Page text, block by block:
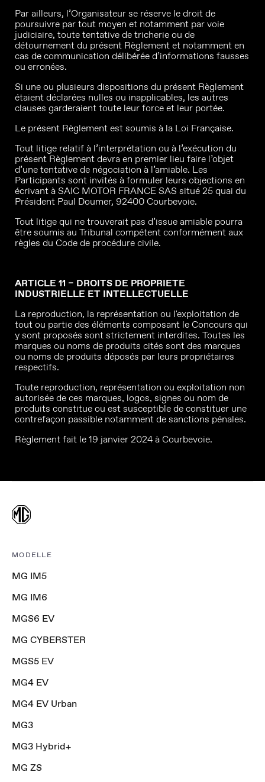
Par ailleurs, l’Organisateur se réserve le droit de
poursuivre par tout moyen et notamment par voie
judiciaire, toute tentative de tricherie ou de
détournement du présent Règlement et notamment en
cas de communication délibérée d’informations fausses
ou erronées.
Si une ou plusieurs dispositions du présent Règlement
étaient déclarées nulles ou inapplicables, les autres
clauses garderaient toute leur force et leur portée.
Le présent Règlement est soumis à la Loi Française.
Tout litige relatif à l’interprétation ou à l’exécution du
présent Règlement devra en premier lieu faire l’objet
d’une tentative de négociation à l’amiable. Les
Participants sont invités à formuler leurs objections en
écrivant à SAIC MOTOR FRANCE SAS situé 25 quai du
Président Paul Doumer, 92400 Courbevoie.
Tout litige qui ne trouverait pas d’issue amiable pourra
être soumis au Tribunal compétent conformément aux
règles du Code de procédure civile.
ARTICLE 11 – DROITS DE PROPRIETE
INDUSTRIELLE ET INTELLECTUELLE
La reproduction, la représentation ou l'exploitation de
tout ou partie des éléments composant le Concours qui
y sont proposés sont strictement interdites. Toutes les
marques ou noms de produits cités sont des marques
ou noms de produits déposés par leurs propriétaires
respectifs.
Toute reproduction, représentation ou exploitation non
autorisée de ces marques, logos, signes ou nom de
produits constitue ou est susceptible de constituer une
contrefaçon passible notamment de sanctions pénales.
Règlement fait le 19 janvier 2024 à Courbevoie.
MODELLE
MG IM5
MG IM6
MGS6 EV
MG CYBERSTER
MGS5 EV
MG4 EV
MG4 EV Urban
MG3
MG3 Hybrid+
MG ZS